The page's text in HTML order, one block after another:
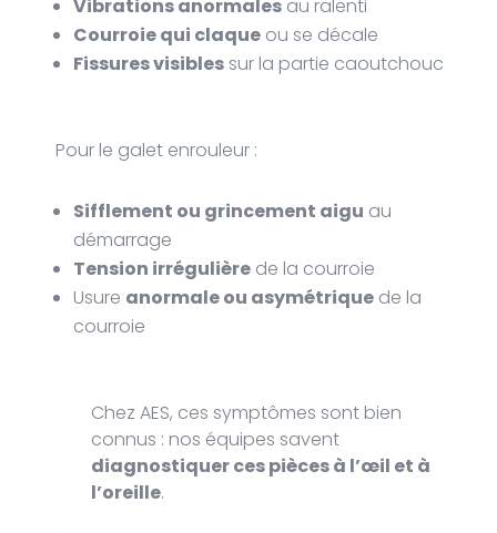
Vibrations anormalesau ralenti
Courroie qui claqueou se décale
Fissures visiblessur la partie caoutchouc
Pour le galet enrouleur :
Sifflement ou grincement aigu au
démarrage
Tension irrégulièrede la courroie
Usure anormale ou asymétriquede la
courroie
Chez AES, ces symptômes sont bien
connus : nos équipes savent
diagnostiquer ces pièces à l’œil et à
l’oreille.